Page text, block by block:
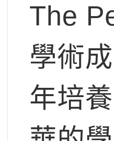
The
學術
年培